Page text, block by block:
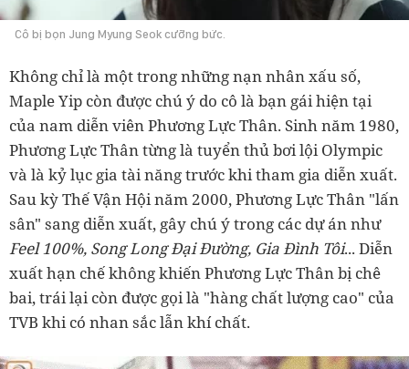
Cô bị bọn Jung Myung Seok cưỡng bức.
Không chỉ là một trong những nạn nhân xấu số,
Maple Yip còn được chú ý do cô là bạn gái hiện tại
của nam diễn viên Phương Lực Thân. Sinh năm 1980,
Phương Lực Thân từng là tuyển thủ bơi lội Olympic
và là kỷ lục gia tài năng trước khi tham gia diễn xuất.
Sau kỳ Thế Vận Hội năm 2000, Phương Lực Thân "lấn
sân" sang diễn xuất, gây chú ý trong các dự án như
Feel 100%, Song Long Đại Đường, Gia Đình Tôi... Diễn
xuất hạn chế không khiến Phương Lực Thân bị chê
bai, trái lại còn được gọi là "hàng chất lượng cao" của
TVB khi có nhan sắc lẫn khí chất.